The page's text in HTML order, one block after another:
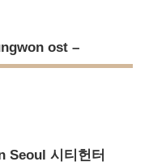
ost –
Seoul 시티헌터